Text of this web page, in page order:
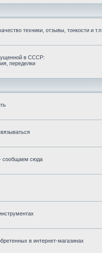
техники, отзывы, тонкости и т.п.
в СССР:
переделки
сообщаем сюда
в интернет-магазинах